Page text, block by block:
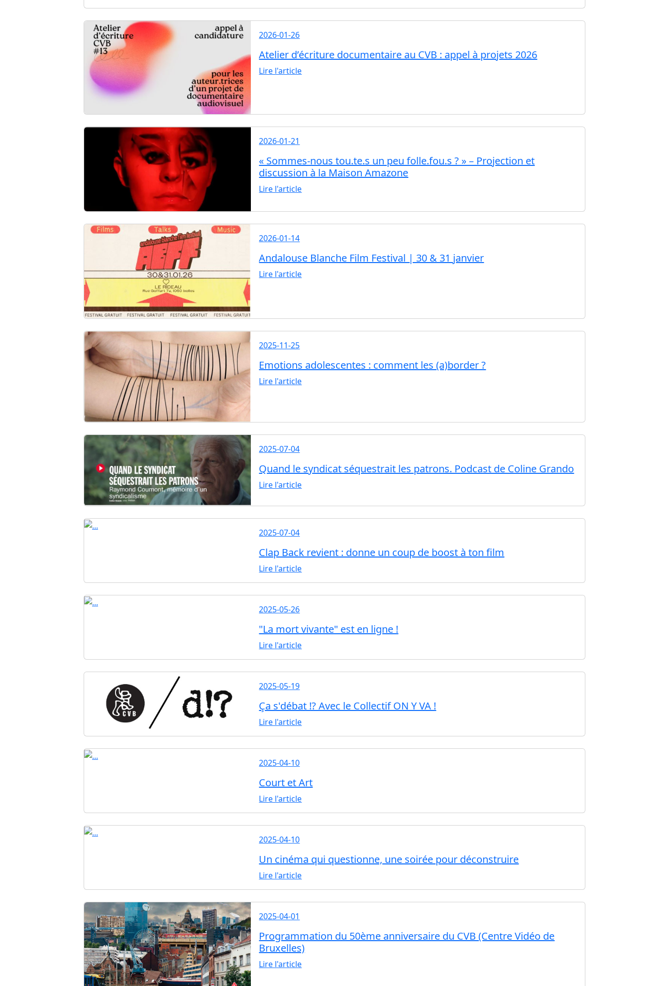
2026-01-26
Atelier d’écriture documentaire au CVB : appel à projets 2026
Lire l'article
2026-01-21
« Sommes-nous tou.te.s un peu folle.fou.s ? » – Projection et
discussion à la Maison Amazone
Lire l'article
2026-01-14
Andalouse Blanche Film Festival | 30 & 31 janvier
Lire l'article
2025-11-25
Emotions adolescentes : comment les (a)border ?
Lire l'article
2025-07-04
Quand le syndicat séquestrait les patrons. Podcast de Coline Grando
Lire l'article
2025-07-04
Clap Back revient : donne un coup de boost à ton film
Lire l'article
2025-05-26
"La mort vivante" est en ligne !
Lire l'article
2025-05-19
Ça s'débat !? Avec le Collectif ON Y VA !
Lire l'article
2025-04-10
Court et Art
Lire l'article
2025-04-10
Un cinéma qui questionne, une soirée pour déconstruire
Lire l'article
2025-04-01
Programmation du 50ème anniversaire du CVB (Centre Vidéo de
Bruxelles)
Lire l'article